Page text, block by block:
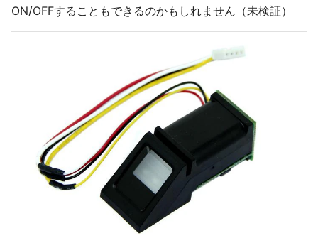
ON/OFFすることもできるのかもしれません（未検証）